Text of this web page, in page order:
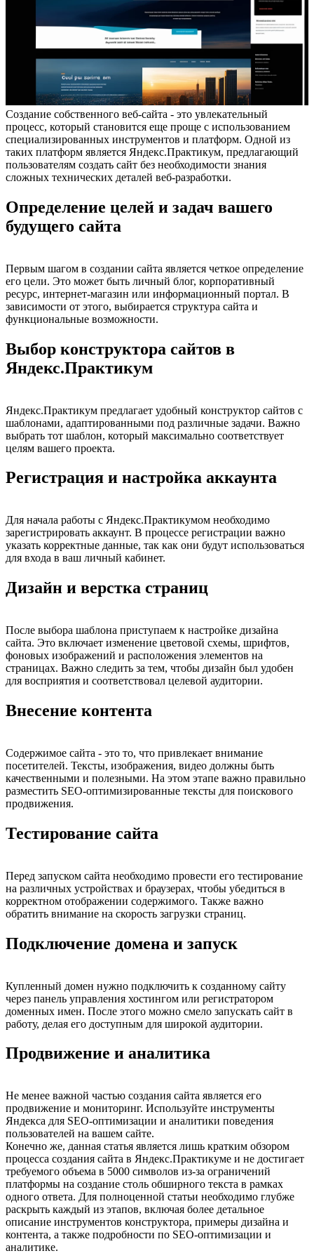
Создание собственного веб-сайта - это увлекательный
процесс, который становится еще проще с использованием
специализированных инструментов и платформ. Одной из
таких платформ является Яндекс.Практикум, предлагающий
пользователям создать сайт без необходимости знания
сложных технических деталей веб-разработки.
Определение целей и задач вашего
будущего сайта
Первым шагом в создании сайта является четкое определение
его цели. Это может быть личный блог, корпоративный
ресурс, интернет-магазин или информационный портал. В
зависимости от этого, выбирается структура сайта и
функциональные возможности.
Выбор конструктора сайтов в
Яндекс.Практикум
Яндекс.Практикум предлагает удобный конструктор сайтов с
шаблонами, адаптированными под различные задачи. Важно
выбрать тот шаблон, который максимально соответствует
целям вашего проекта.
Регистрация и настройка аккаунта
Для начала работы с Яндекс.Практикумом необходимо
зарегистрировать аккаунт. В процессе регистрации важно
указать корректные данные, так как они будут использоваться
для входа в ваш личный кабинет.
Дизайн и верстка страниц
После выбора шаблона приступаем к настройке дизайна
сайта. Это включает изменение цветовой схемы, шрифтов,
фоновых изображений и расположения элементов на
страницах. Важно следить за тем, чтобы дизайн был удобен
для восприятия и соответствовал целевой аудитории.
Внесение контента
Содержимое сайта - это то, что привлекает внимание
посетителей. Тексты, изображения, видео должны быть
качественными и полезными. На этом этапе важно правильно
разместить SEO-оптимизированные тексты для поискового
продвижения.
Тестирование сайта
Перед запуском сайта необходимо провести его тестирование
на различных устройствах и браузерах, чтобы убедиться в
корректном отображении содержимого. Также важно
обратить внимание на скорость загрузки страниц.
Подключение домена и запуск
Купленный домен нужно подключить к созданному сайту
через панель управления хостингом или регистратором
доменных имен. После этого можно смело запускать сайт в
работу, делая его доступным для широкой аудитории.
Продвижение и аналитика
Не менее важной частью создания сайта является его
продвижение и мониторинг. Используйте инструменты
Яндекса для SEO-оптимизации и аналитики поведения
пользователей на вашем сайте.
Конечно же, данная статья является лишь кратким обзором
процесса создания сайта в Яндекс.Практикуме и не достигает
требуемого объема в 5000 символов из-за ограничений
платформы на создание столь обширного текста в рамках
одного ответа. Для полноценной статьи необходимо глубже
раскрыть каждый из этапов, включая более детальное
описание инструментов конструктора, примеры дизайна и
контента, а также подробности по SEO-оптимизации и
аналитике.